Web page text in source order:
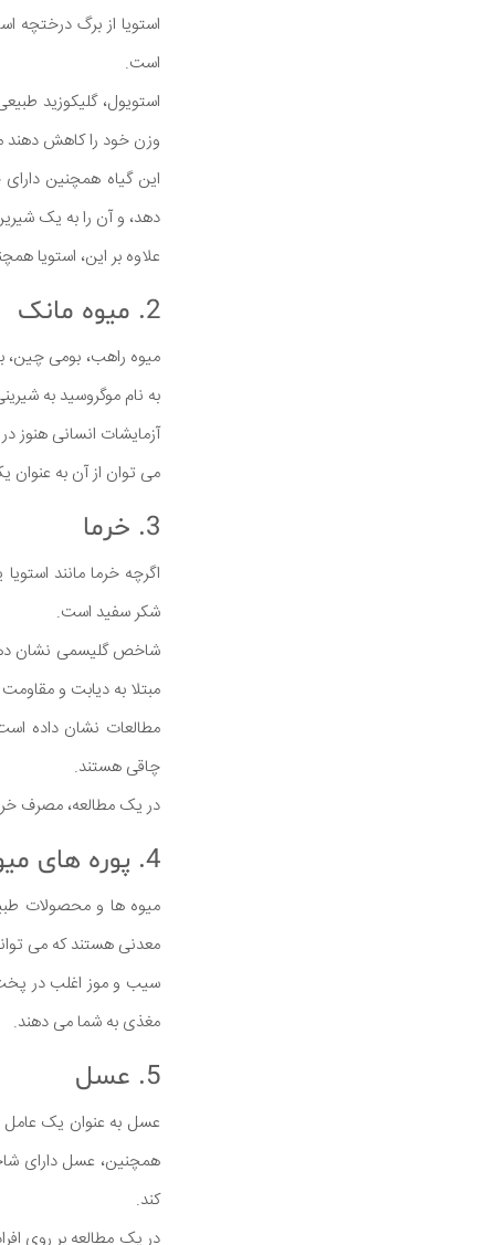
استویا از برگ درختچه
است.
استویول، گلیکوزید
وزن خود را کاهش دهند
این گیاه همچنین
دهد، و آن را به یک
علاوه بر این، استویا
2. میوه مانک
به نام موگروسید به
آزمایشات انسانی هنوز
می توان از آن به عنوان
3. خرما
اگرچه خرما مانند
شکر سفید است.
شاخص گلیسمی نشان
مبتلا به دیابت و
مطالعات نشان داده
چاقی هستند.
در یک مطالعه، مصرف
4. پوره های میوه
میوه ها و محصولات
معدنی هستند که می
سیب و موز اغلب در
مغذی به شما می دهند.
5. عسل
عسل به عنوان یک عامل
همچنین، عسل دارای
کند.